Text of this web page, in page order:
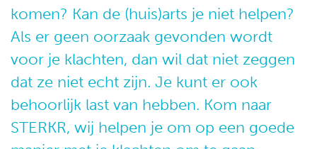
komen? Kan de (huis)arts je niet helpen?
Als er geen oorzaak gevonden wordt
voor je klachten, dan wil dat niet zeggen
dat ze niet echt zijn. Je kunt er ook
behoorlijk last van hebben. Kom naar
STERKR, wij helpen je om op een goede